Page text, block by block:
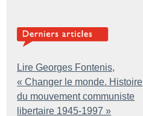
Lire Georges Fontenis,
« Changer le monde. Histoire
du mouvement communiste
libertaire 1945-1997 »